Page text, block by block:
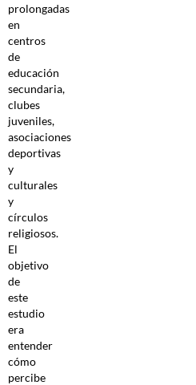
prolongadas
en
centros
de
educación
secundaria,
clubes
juveniles,
asociaciones
deportivas
y
culturales
y
círculos
religiosos.
El
objetivo
de
este
estudio
era
entender
cómo
percibe